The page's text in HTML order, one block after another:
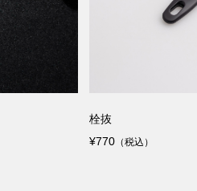
栓抜
¥770（税込）